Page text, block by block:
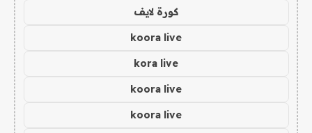
كورة لايف
koora live
kora live
koora live
koora live